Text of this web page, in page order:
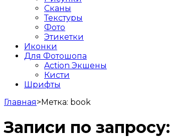
Сканы
Текстуры
Фото
Этикетки
Иконки
Для Фотошопа
Action Экшены
Кисти
Шрифты
Главная>Метка: book
Записи по запросу: